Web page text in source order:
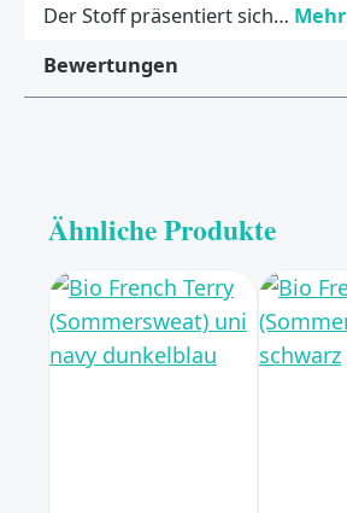
Der Stoff präsentiert sich… Mehr
Bewertungen
Ähnliche Produkte